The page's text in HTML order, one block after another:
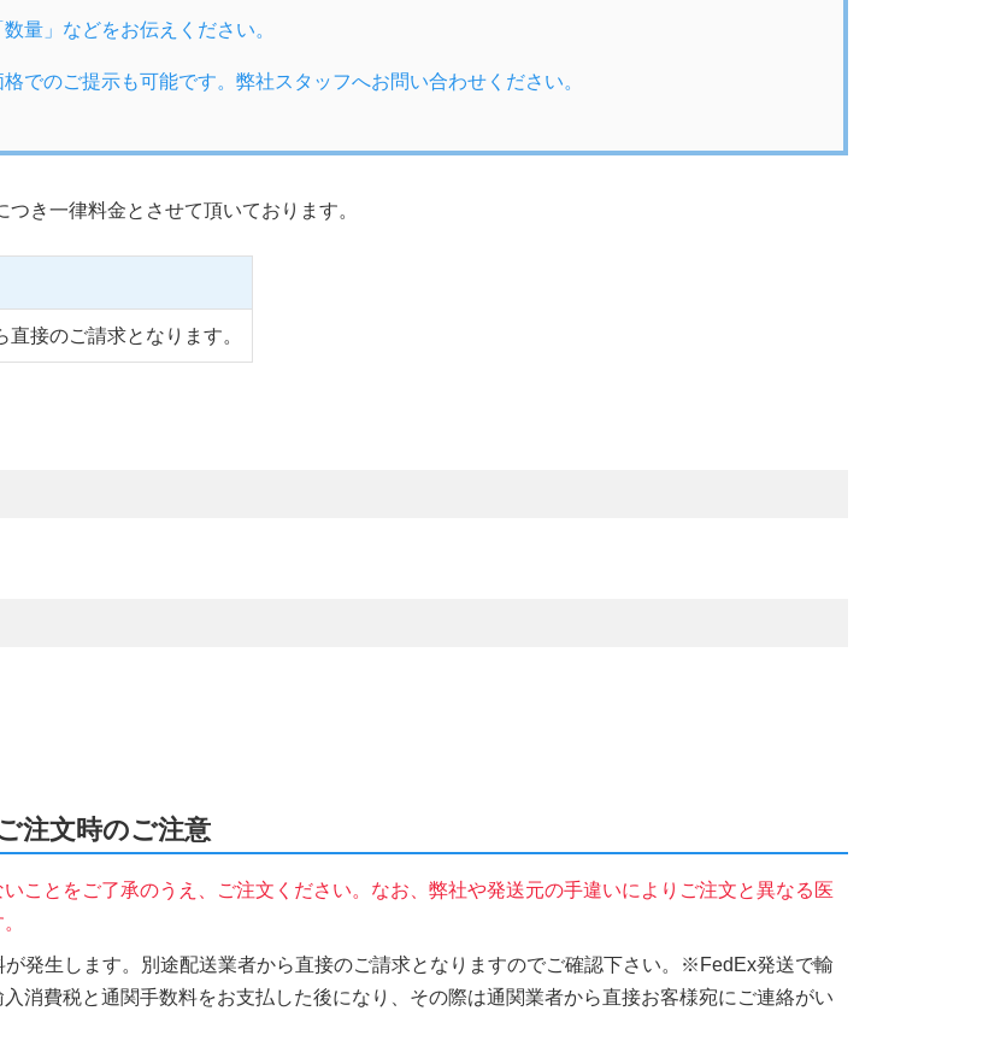
量」などをお伝えください。
でのご提示も可能です。弊社スタッフへお問い合わせください。
き一律料金とさせて頂いております。
直接のご請求となります。
注文時のご注意
ことをご了承のうえ、ご注文ください。なお、弊社や発送元の手違いによりご注文と異なる医
発生します。別途配送業者から直接のご請求となりますのでご確認下さい。※FedEx発送で輸
消費税と通関手数料をお支払した後になり、その際は通関業者から直接お客様宛にご連絡がい